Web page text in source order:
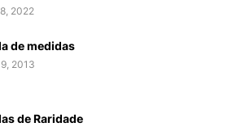
2022
de medidas
2013
de Raridade